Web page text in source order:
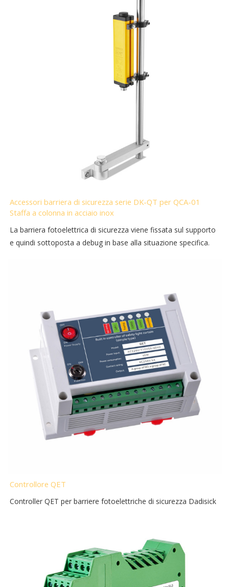
Accessori barriera di sicurezza serie DK-QT per QCA-01
Staffa a colonna in acciaio inox
La barriera fotoelettrica di sicurezza viene fissata sul supporto
e quindi sottoposta a debug in base alla situazione specifica.
Controllore QET
Controller QET per barriere fotoelettriche di sicurezza Dadisick